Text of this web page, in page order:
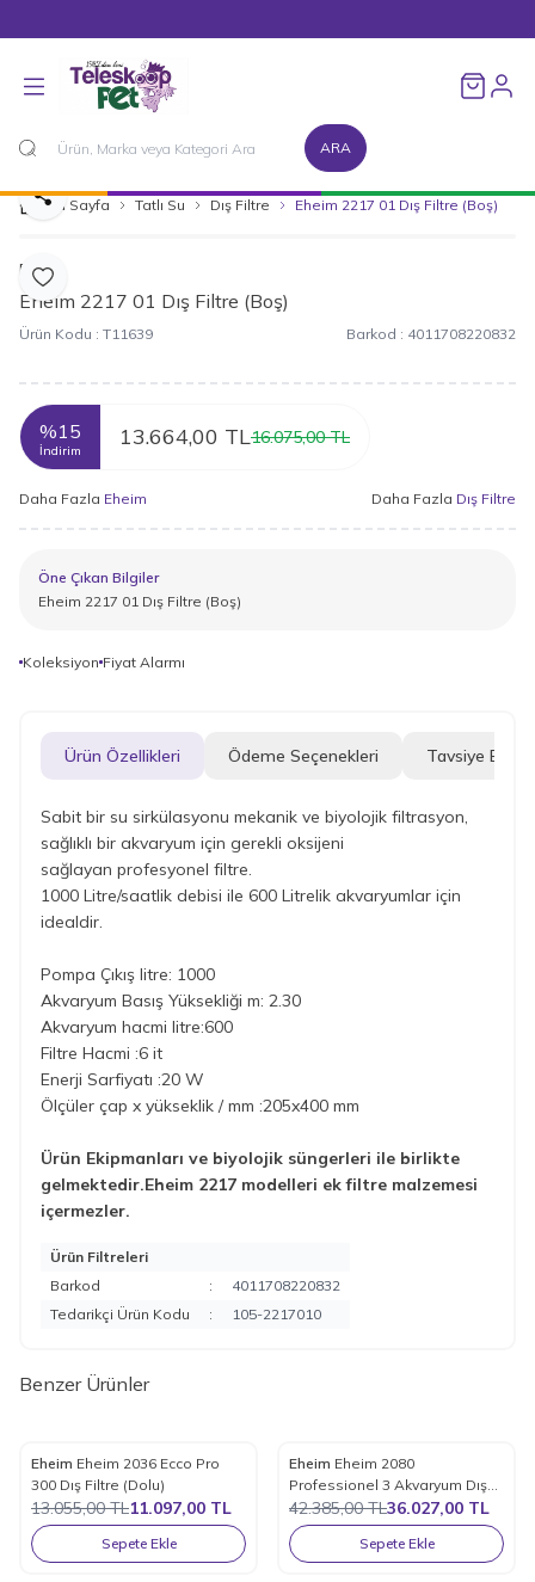
ARA
Ana Sayfa Tatlı Su Dış Filtre Eheim 2217 01 Dış Filtre (Boş)
Favoriye Ekle
Paylaş
Eheim
Eheim 2217 01 Dış Filtre (Boş)
Ürün Kodu : T11639 Barkod : 4011708220832
%15
İndirim
13.664,00 TL16.075,00TL
Daha Fazla Eheim Daha Fazla Dış Filtre
Öne Çıkan Bilgiler
Eheim 2217 01 Dış Filtre (Boş)
Koleksiyon Fiyat Alarmı
Ürün Özellikleri Ödeme Seçenekleri Tavsiye Et
Sabit bir su sirkülasyonu mekanik ve biyolojik filtrasyon,
sağlıklı bir akvaryum için gerekli oksijeni
sağlayan profesyonel filtre.
1000 Litre/saatlik debisi ile 600 Litrelik akvaryumlar için
idealdir.
Pompa Çıkış litre: 1000
Akvaryum Basış Yüksekliği m: 2.30
Akvaryum hacmi litre:600
Filtre Hacmi :6 it
Enerji Sarfiyatı :20 W
Ölçüler çap x yükseklik / mm :205x400 mm
Ürün Ekipmanları ve biyolojik süngerleri ile birlikte
gelmektedir.Eheim 2217 modelleri ek filtre malzemesi
içermezler.
Ürün Filtreleri
Barkod
:
4011708220832
Tedarikçi Ürün Kodu
: 105-2217010
Benzer Ürünler
%15
Favorilere Ekle
Eheim Eheim 2036 Ecco Pro
300 Dış Filtre (Dolu)
13.055,00TL11.097,00 TL
Sepete Ekle
%15
Favorilere Ekle
Eheim Eheim 2080
Professionel 3 Akvaryum Dış
Filtresi 1700 Litre / Saat
42.385,00TL36.027,00 TL
Sepete Ekle